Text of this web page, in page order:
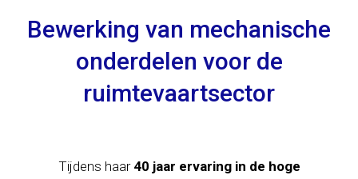
Bewerking van mechanische
onderdelen voor de
ruimtevaartsector
Tijdens haar 40 jaar ervaring in de hoge